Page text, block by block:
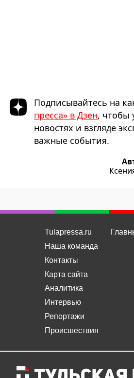
Подписывайтесь на
пресса» в Дзен, чтобы
новостях и взгляде
важные события.
Tulapressa.ru
Наша команда
Контакты
Карта сайта
Аналитика
Интервью
Репортажи
Происшествия